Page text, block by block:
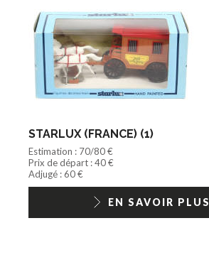
STARLUX (FRANCE) (1)
Estimation : 70/80 €
Prix de départ : 40 €
Adjugé : 60 €
EN SAVOIR PLUS